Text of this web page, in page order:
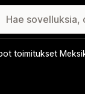
toimitukset